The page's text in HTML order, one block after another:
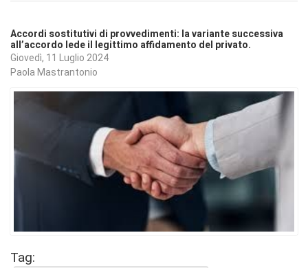
Accordi sostitutivi di provvedimenti: la variante successiva
all’accordo lede il legittimo affidamento del privato.
Giovedì, 11 Luglio 2024
Paola Mastrantonio
Tag: